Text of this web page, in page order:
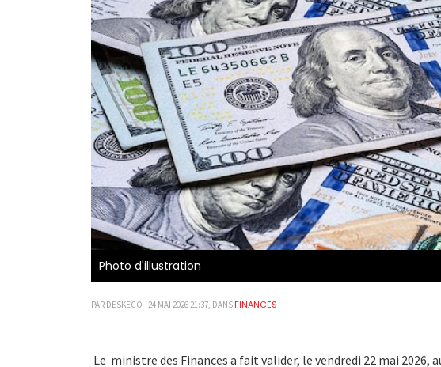
Photo d'illustration
PAR DESKECO - 24 MAI 2026 21:37, DANS FINANCES
Le ministre des Finances a fait valider, le vendredi 22 mai 2026,